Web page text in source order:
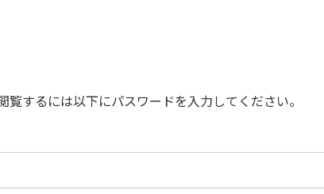
するには以下にパスワードを入力してください。